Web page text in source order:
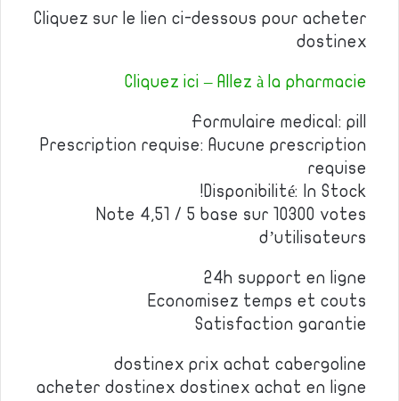
Cliquez sur le lien ci-dessous pour acheter
dostinex
Cliquez ici – Allez à la pharmacie
Formulaire medical: pill
Prescription requise: Aucune prescription
requise
Disponibilité: In Stock!
Note 4,51 / 5 base sur 10300 votes
d’utilisateurs
24h support en ligne
Economisez temps et couts
Satisfaction garantie
dostinex prix achat cabergoline
acheter dostinex dostinex achat en ligne